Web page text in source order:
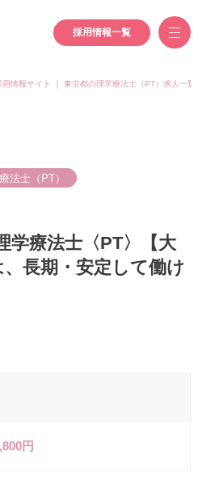
採用情報一覧
情報サイト 東京都の理学療法士（PT）求人一覧
法士（PT）
学療法士〈PT〉【大
長期・安定して働け
円